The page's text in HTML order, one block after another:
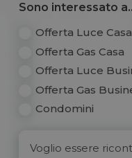
Sono interessato
Offerta Luce Casa
Offerta Gas Casa
Offerta Luce
Offerta Gas
Condomini